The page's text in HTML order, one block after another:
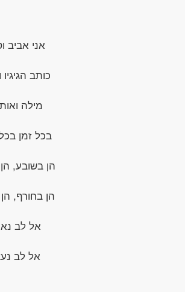
אני אביב
כותב הגיגיו
מילה
בכל זמן
הן בשובע,
הן בחורף,
אל לב
אל לב